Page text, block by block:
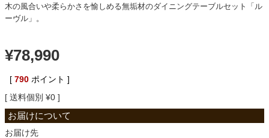
木の風合いや柔らかさを愉しめる無垢材のダイニングテーブルセット「ル
ーヴル」。
¥78,990
[ 790 ポイント ]
送料個別 ¥0
お届け先